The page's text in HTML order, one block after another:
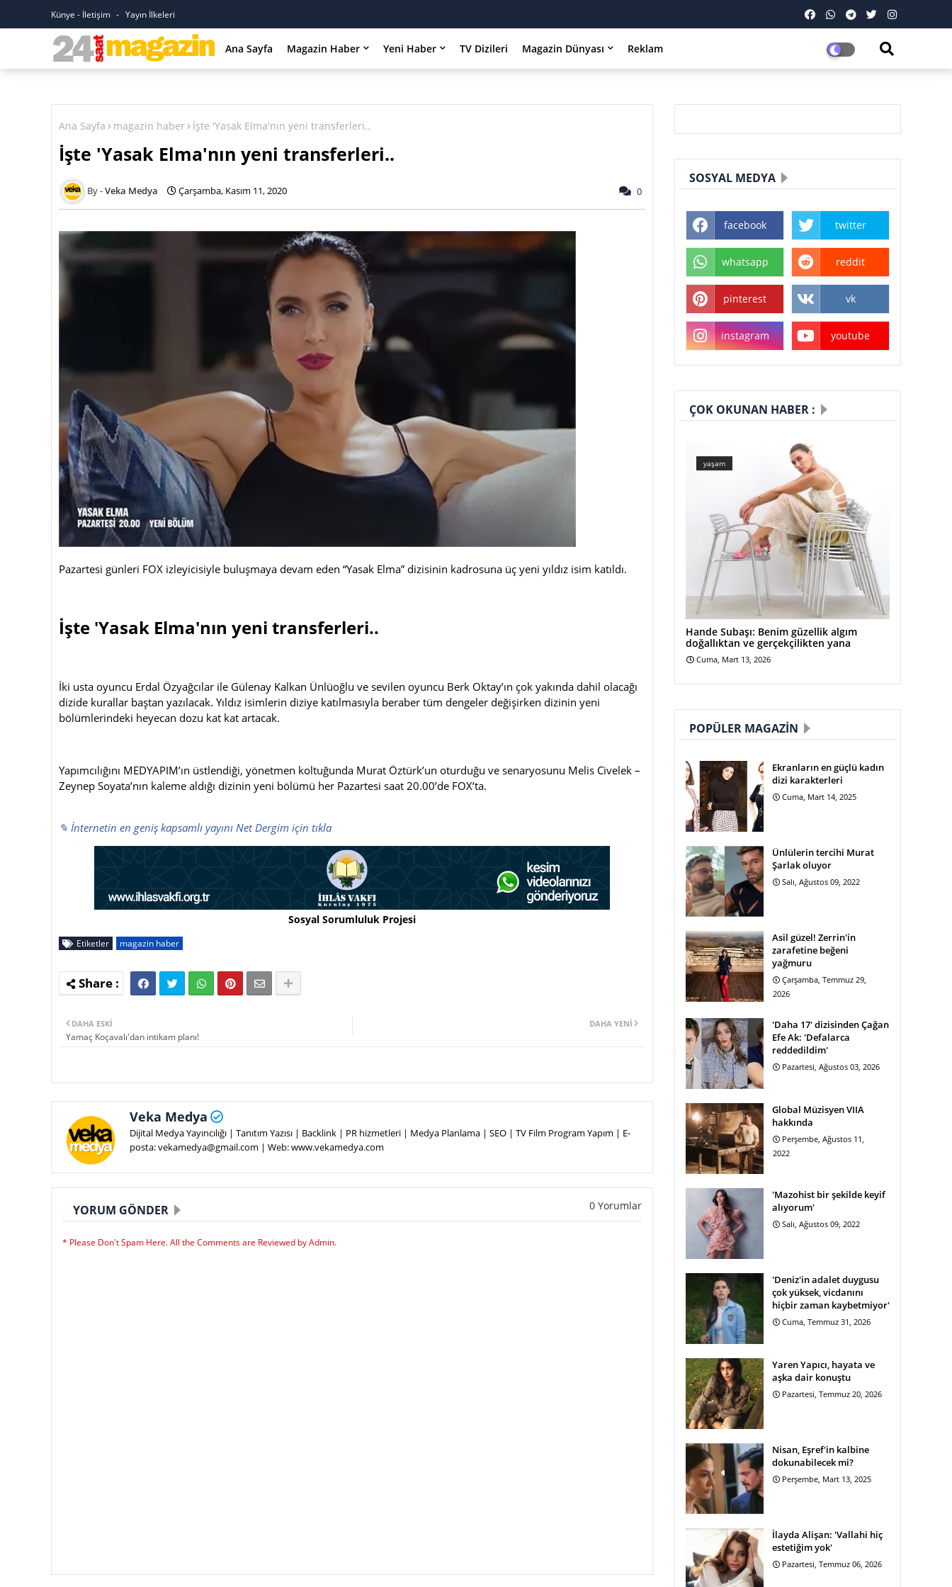
Künye - İletişim Yayın İlkeleri
Ana Sayfa Magazin Haber Yeni Haber TV Dizileri Magazin Dünyası Reklam
Ana Sayfa magazin haber İşte 'Yasak Elma'nın yeni transferleri..
İşte 'Yasak Elma'nın yeni transferleri..
Veka Medya Çarşamba, Kasım 11, 2020 0
Pazartesi günleri FOX izleyicisiyle buluşmaya devam eden “Yasak Elma” dizisinin kadrosuna üç yeni yıldız isim katıldı.
İşte 'Yasak Elma'nın yeni transferleri..
İki usta oyuncu Erdal Özyağcılar ile Gülenay Kalkan Ünlüoğlu ve sevilen oyuncu Berk Oktay’ın çok yakında dahil olacağı
dizide kurallar baştan yazılacak. Yıldız isimlerin diziye katılmasıyla beraber tüm dengeler değişirken dizinin yeni
bölümlerindeki heyecan dozu kat kat artacak.
Yapımcılığını MEDYAPIM’ın üstlendiği, yönetmen koltuğunda Murat Öztürk’un oturduğu ve senaryosunu Melis Civelek –
Zeynep Soyata’nın kaleme aldığı dizinin yeni bölümü her Pazartesi saat 20.00’de FOX’ta.
✎ İnternetin en geniş kapsamlı yayını Net Dergim için tıkla
Sosyal Sorumluluk Projesi
Etiketler magazin haber
DAHA YENI
DAHA ESKI
Yamaç Koçavalı'dan intikam planı!
Veka Medya
Dijital Medya Yayıncılığı | Tanıtım Yazısı | Backlink | PR hizmetleri | Medya Planlama | SEO | TV Film Program Yapım | E-
posta: vekamedya@gmail.com | Web: www.vekamedya.com
YORUM GÖNDER 0 Yorumlar
* Please Don't Spam Here. All the Comments are Reviewed by Admin.
SOSYAL MEDYA
facebook twitter
whatsapp reddit
pinterest vk
instagram youtube
ÇOK OKUNAN HABER :
yaşam
Hande Subaşı: Benim güzellik algım
doğallıktan ve gerçekçilikten yana
Cuma, Mart 13, 2026
POPÜLER MAGAZIN
Ekranların en güçlü kadın
dizi karakterleri
Cuma, Mart 14, 2025
Ünlülerin tercihi Murat
Şarlak oluyor
Salı, Ağustos 09, 2022
Asil güzel! Zerrin'in
zarafetine beğeni
yağmuru
Çarşamba, Temmuz 29,
2026
'Daha 17' dizisinden Çağan
Efe Ak: 'Defalarca
reddedildim'
Pazartesi, Ağustos 03, 2026
Global Müzisyen VIIA
hakkında
Perşembe, Ağustos 11,
2022
'Mazohist bir şekilde keyif
alıyorum'
Salı, Ağustos 09, 2022
'Deniz'in adalet duygusu
çok yüksek, vicdanını
hiçbir zaman kaybetmiyor'
Cuma, Temmuz 31, 2026
Yaren Yapıcı, hayata ve
aşka dair konuştu
Pazartesi, Temmuz 20, 2026
Nisan, Eşref'in kalbine
dokunabilecek mi?
Perşembe, Mart 13, 2025
İlayda Alişan: 'Vallahi hiç
estetiğim yok'
Pazartesi, Temmuz 06, 2026